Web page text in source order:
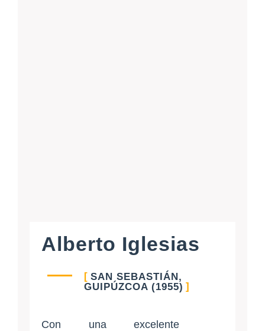
Alberto Iglesias
SAN SEBASTIÁN,
GUIPÚZCOA (1955)
Con una excelente